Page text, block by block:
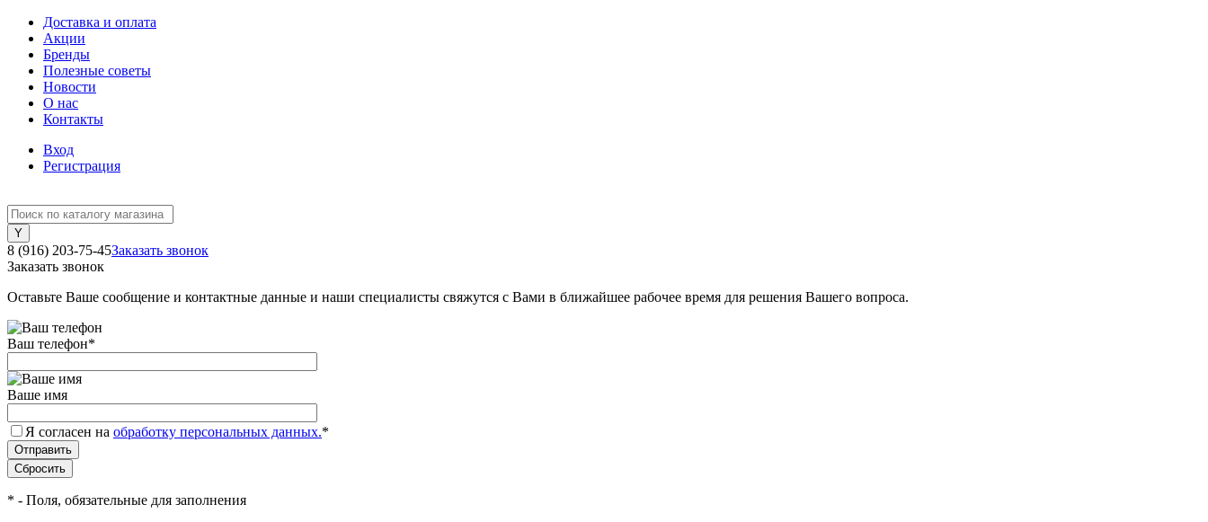
Доставка и оплата
Акции
Бренды
Полезные советы
Новости
О нас
Контакты
Вход
Регистрация
8 (916) 203-75-45Заказать звонок
Заказать звонок
Оставьте Ваше сообщение и контактные данные и наши специалисты свяжутся с Вами в ближайшее рабочее время для решения Вашего вопроса.
Ваш телефон*
Ваше имя
Я согласен на обработку персональных данных.*
* - Поля, обязательные для заполнения